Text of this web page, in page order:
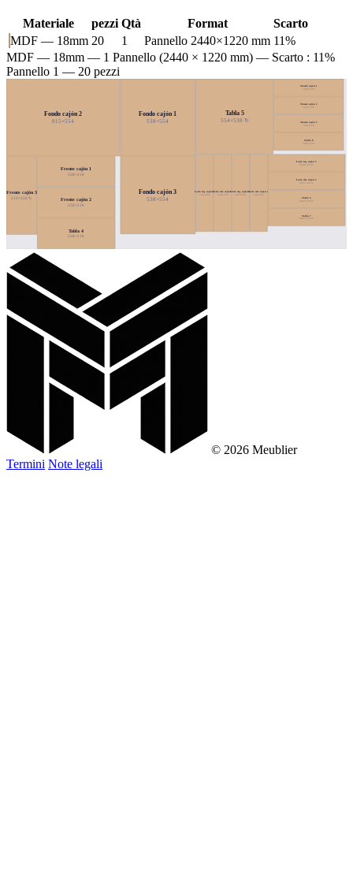
Materiale pezzi Qtà Format
Scarto
MDF — 18mm 20 1 Pannello 2440×1220 mm 11%
MDF — 18mm — 1 Pannello (2440 × 1220 mm) — Scarto : 11%
Pannello 1 — 20 pezzi
Fondo cajón 2
815×554
Frente cajón 3
219×558 ↻
Frente cajón 1
558×218
Frente cajón 2
558×218
Tabla 4
558×218
Fondo cajón 1
538×554
Fondo cajón 3
538×554
Tabla 5
554×538 ↻
Lado izq. cajón 1
126×554
Lado der. cajón 1
126×554
Lado izq. cajón 2
126×554
Lado der. cajón 2
126×554
Lado izq. cajón 3
554×126 ↻
Lado der. cajón 3
554×126 ↻
Tabla 6
554×126 ↻
Tabla 7
554×126 ↻
Trasera cajón 1
Trasera cajón 2
502×126
Trasera cajón 3
502×126
Tabla 8
502×126
© 2026 Meublier
Termini Note legali